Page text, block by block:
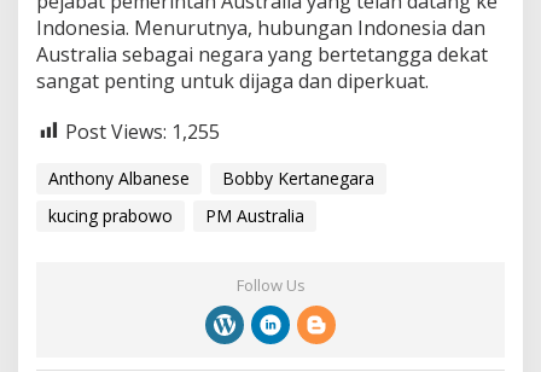
Indonesia. Menurutnya, hubungan Indonesia dan
Australia sebagai negara yang bertetangga dekat
sangat penting untuk dijaga dan diperkuat.
Post Views: 1,255
Anthony Albanese
Bobby Kertanegara
kucing prabowo
PM Australia
Follow Us